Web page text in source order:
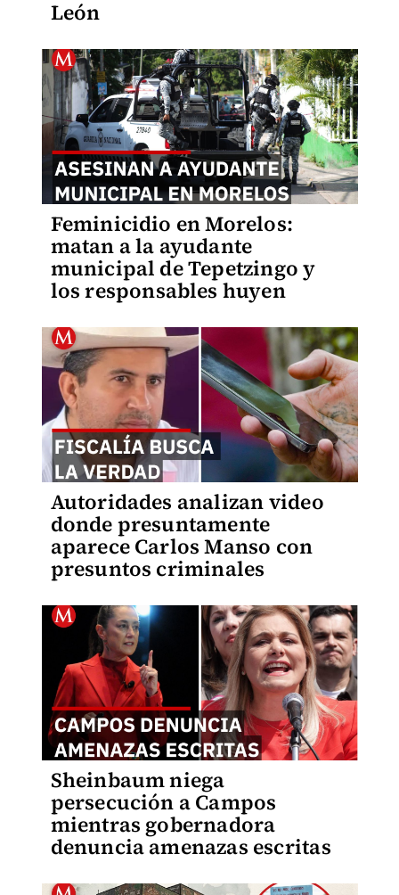
León
Feminicidio en Morelos:
matan a la ayudante
municipal de Tepetzingo y
los responsables huyen
Autoridades analizan video
donde presuntamente
aparece Carlos Manso con
presuntos criminales
Sheinbaum niega
persecución a Campos
mientras gobernadora
denuncia amenazas escritas